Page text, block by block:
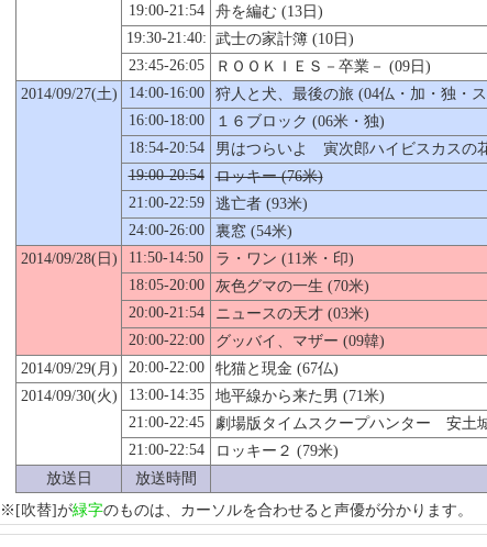
放送日 放送時間
19:00-21:54
舟を編む (13日)
19:30-21:40: 武士の家計簿 (10日)
23:45-26:05
ＲＯＯＫＩＥＳ－卒業－ (09日)
2014/09/27(土)
14:00-16:00 狩人と犬、最後の旅 (04仏・加・独・
16:00-18:00
１６ブロック (06米・独)
18:54-20:54
男はつらいよ 寅次郎ハイビスカスの
19:00-20:54
ロッキー (76米)
21:00-22:59
逃亡者 (93米)
24:00-26:00
裏窓 (54米)
2014/09/28(日)
11:50-14:50 ラ・ワン (11米・印)
18:05-20:00
灰色グマの一生 (70米)
20:00-21:54
ニュースの天才 (03米)
20:00-22:00
グッバイ、マザー (09韓)
2014/09/29(月)
20:00-22:00 牝猫と現金 (67仏)
2014/09/30(火) 13:00-14:35 地平線から来た男 (71米)
21:00-22:45
劇場版タイムスクープハンター 安土
21:00-22:54
ロッキー２ (79米)
※[吹替]が緑字のものは、カーソルを合わせると声優が分かります。